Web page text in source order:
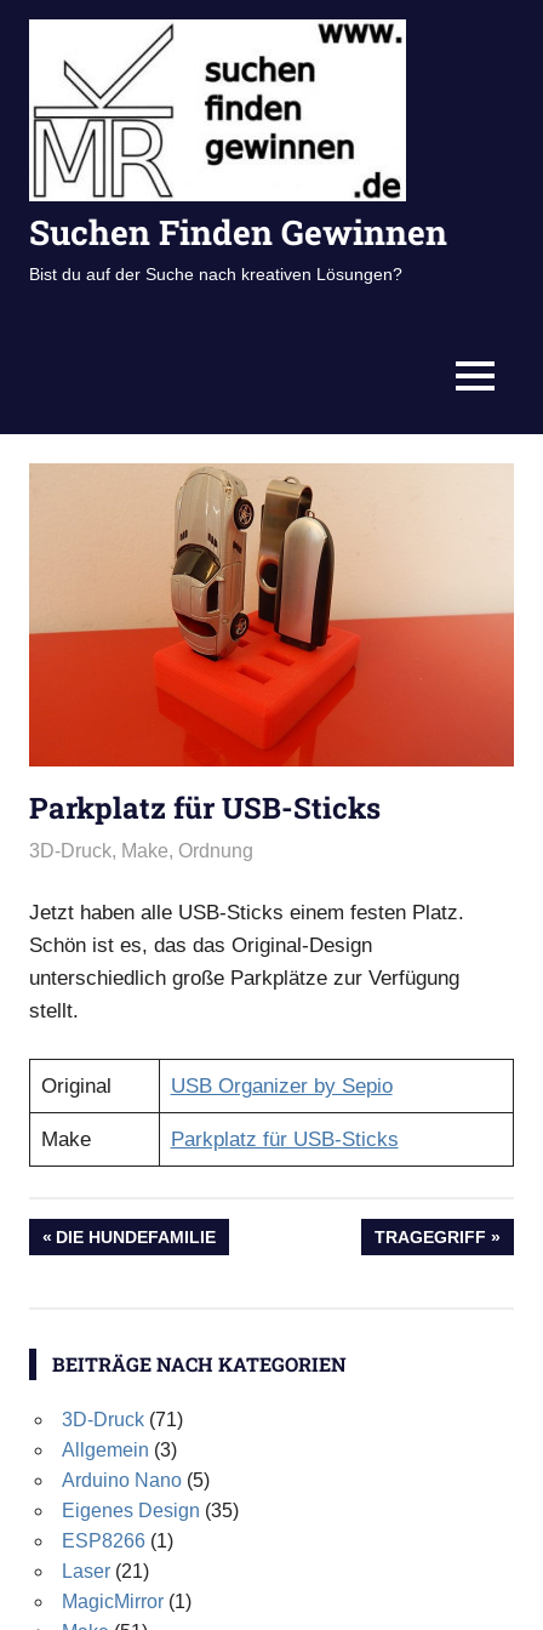
springen
Suchen Finden Gewinnen
Bist du auf der Suche nach kreativen Lösungen?
MENÜ
Parkplatz für USB-Sticks
24. Januar 2019
admin
3D-Druck, Make, Ordnung
Jetzt haben alle USB-Sticks einem festen Platz.
Schön ist es, das das Original-Design
unterschiedlich große Parkplätze zur Verfügung
stellt.
Original USB Organizer by Sepio
Make Parkplatz für USB-Sticks
Beitragsnavigation
VORHERIGER
DIE HUNDEFAMILIE
NÄCHSTER
TRAGEGRIFF
BEITRÄGE NACH KATEGORIEN
3D-Druck(71)
Allgemein (3)
Arduino Nano(5)
Eigenes Design (35)
ESP8266(1)
Laser(21)
MagicMirror(1)